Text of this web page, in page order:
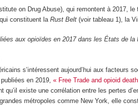
on Drug Abuse), qui remontent à 2017,
constituent laRust Belt (voir tableau 1), la
aux opioïdes en 2017 dans les États de la
s’intéressent aujourd’hui aux facteurs
publiées en 2019,« Free Trade and opioid
qu’il existe une corrélation entre les pertes
métropoles comme New York, elle